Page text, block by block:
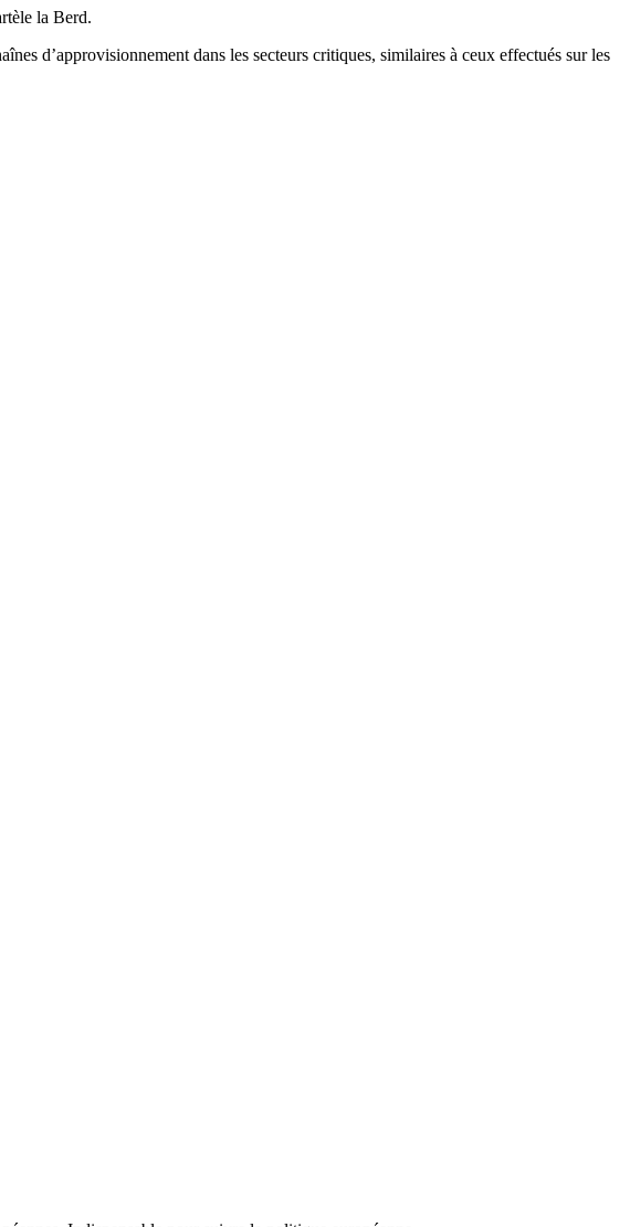
la Berd.
d’approvisionnement dans les secteurs critiques, similaires à ceux effectués sur les